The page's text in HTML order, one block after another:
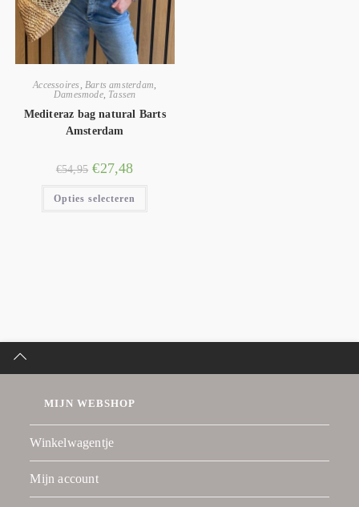
Accessoires Barts amsterdam
Damesmode, Tassen
Mediteraz bag natural Barts
Amsterdam
€54,95 €27,48
Opties selecteren
MIJN WEBSHOP
Winkelwagentje
Mijn account